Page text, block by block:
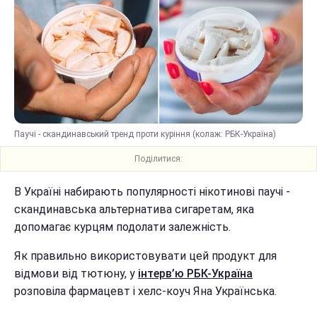
Паучі - скандинавський тренд проти куріння (колаж: РБК-Україна)
Поділитися:
В Україні набирають популярності нікотинові паучі -
скандинавська альтернатива сигаретам, яка
допомагає курцям подолати залежність.
Як правильно використовувати цей продукт для
відмови від тютюну, у інтерв’ю РБК-Україна
розповіла фармацевт і хелс-коуч Яна Українська.